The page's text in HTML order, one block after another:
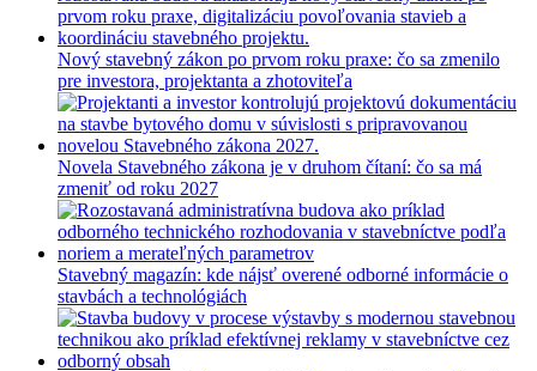
Nový stavebný zákon po prvom roku praxe: čo sa zmenilo
pre investora, projektanta a zhotoviteľa
Novela Stavebného zákona je v druhom čítaní: čo sa má
zmeniť od roku 2027
Stavebný magazín: kde nájsť overené odborné informácie o
stavbách a technológiách